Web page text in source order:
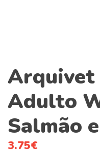
Arquivet
Adulto
Salmão
3.75€